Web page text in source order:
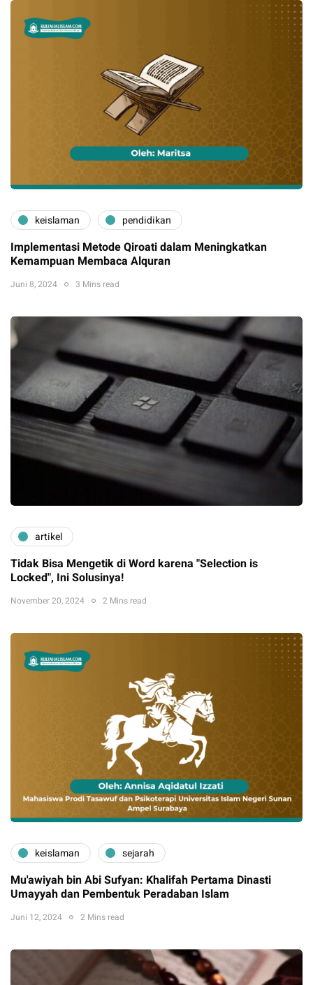
keislaman pendidikan
Implementasi Metode Qiroati dalam Meningkatkan
Kemampuan Membaca Alquran
Juni 8, 2024 3 Mins read
artikel
Tidak Bisa Mengetik di Word karena "Selection is
Locked", Ini Solusinya!
November 20, 2024 2 Mins read
keislaman sejarah
Mu'awiyah bin Abi Sufyan: Khalifah Pertama Dinasti
Umayyah dan Pembentuk Peradaban Islam
Juni 12, 2024 2 Mins read